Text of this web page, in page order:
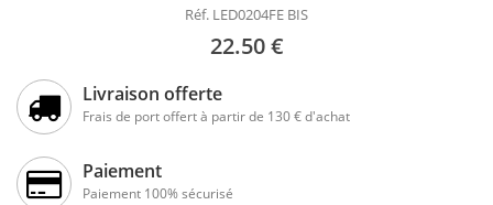
Réf. LED0204FE BIS
22.50 €
Livraison offerte
Frais de port offert à partir de 130 € d'achat
Paiement
Paiement 100% sécurisé